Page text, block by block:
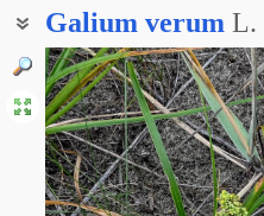
Galium verum L.
Подмаренник жёлтый